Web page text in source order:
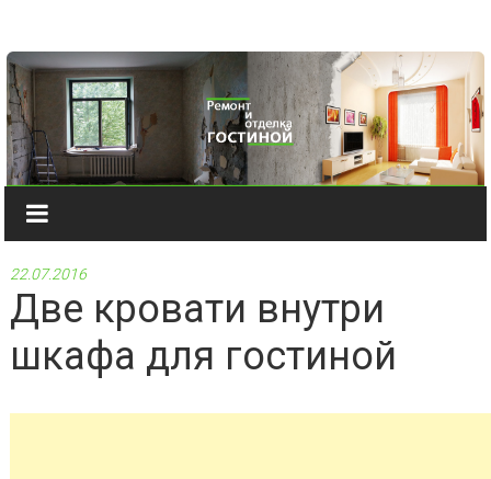
22.07.2016
Две кровати внутри
шкафа для гостиной